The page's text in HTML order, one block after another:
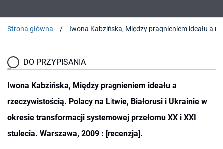
Strona główna
DO PRZYPISANIA
Iwona Kabzińska, Między pragnieniem ideału a
rzeczywistością. Polacy na Litwie, Białorusi i Ukrainie w
okresie transformacji systemowej przełomu XX i XXI
stulecia. Warszawa, 2009 : [recenzja].